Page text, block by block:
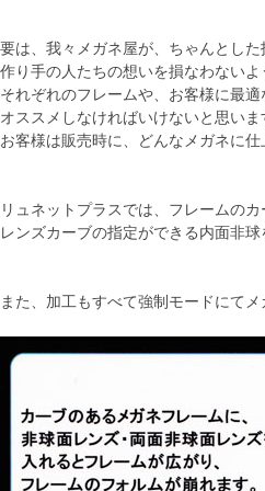
要は、我々メガネ屋が、ちゃんとした
作り手の人たちの想いを損なわないよ
それぞれのフレームや、お客様に最適
オススメしなければいけないと思いま
お客様は販売時に、どんなメガネに
リュネットプラスでは、フレームのカ
レンズカーブの指定ができる内面非球
また、加工もすべて強制モードにてメ